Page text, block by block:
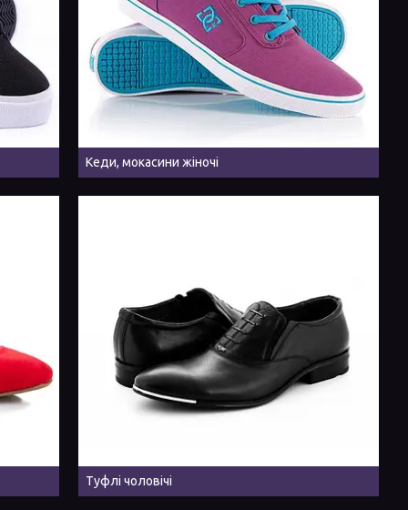
Кеди, мокасини жіночі
Туфлі чоловічі